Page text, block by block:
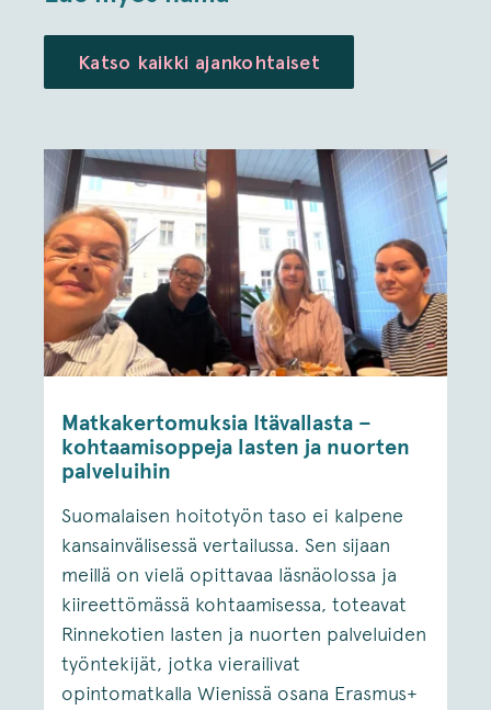
Katso kaikki ajankohtaiset
Matkakertomuksia Itävallasta –
kohtaamisoppeja lasten ja nuorten
palveluihin
Suomalaisen hoitotyön taso ei kalpene
kansainvälisessä vertailussa. Sen sijaan
meillä on vielä opittavaa läsnäolossa ja
kiireettömässä kohtaamisessa, toteavat
Rinnekotien lasten ja nuorten palveluiden
työntekijät, jotka vierailivat
opintomatkalla Wienissä osana Erasmus+